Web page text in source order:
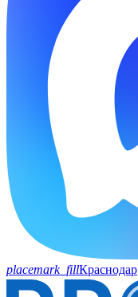
placemark_fillКраснодар